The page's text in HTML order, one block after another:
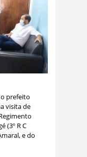
prefeito
visita de
(3º R C
e do